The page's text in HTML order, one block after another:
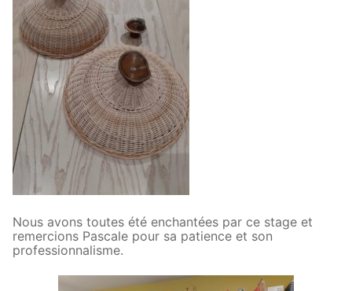
Nous avons toutes été enchantées par ce stage et
remercions Pascale pour sa patience et son
professionnalisme.